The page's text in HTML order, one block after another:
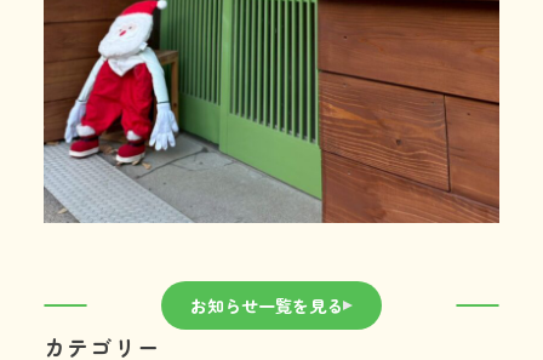
お知らせ一覧を見る
カテゴリー